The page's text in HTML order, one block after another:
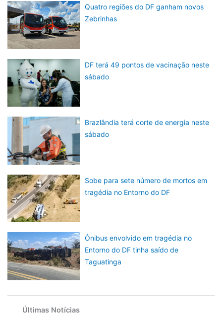
Quatro regiões do DF ganham novos
Zebrinhas
DF terá 49 pontos de vacinação neste
sábado
Brazlândia terá corte de energia neste
sábado
Sobe para sete número de mortos em
tragédia no Entorno do DF
Ônibus envolvido em tragédia no
Entorno do DF tinha saído de
Taguatinga
Últimas Notícias